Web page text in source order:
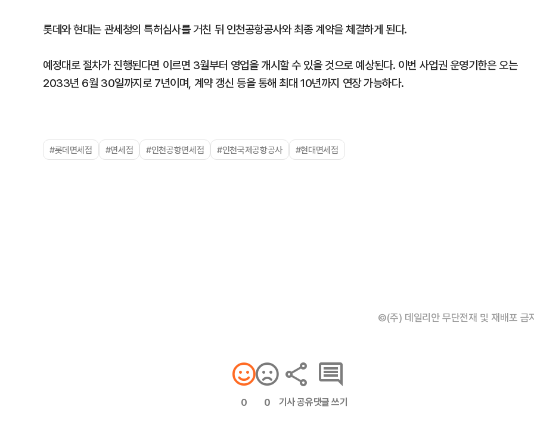
롯데와 현대는 관세청의 특허심사를 거친 뒤 인천공항공사와 최종 계약을 체결하게 된다.
예정대로 절차가 진행된다면 이르면 3월부터 영업을 개시할 수 있을 것으로 예상된다. 이번 사업권 운영기한은 오는
2033년 6월 30일까지로 7년이며, 계약 갱신 등을 통해 최대 10년까지 연장 가능하다.
#롯데면세점 #면세점 #인천공항면세점 #인천국제공항공사 #현대면세점
©(주) 데일리안 무단전재 및 재배포 금
0 0 기사 공유댓글 쓰기